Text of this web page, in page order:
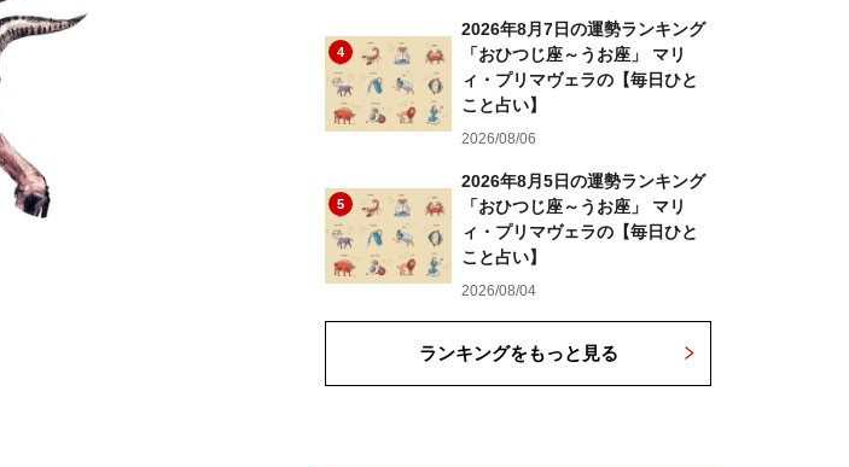
4
2026年8月7日の運勢ランキング
「おひつじ座～うお座」 マリ
ィ・プリマヴェラの【毎日ひと
こと占い】
2026/08/06
5
2026年8月5日の運勢ランキング
「おひつじ座～うお座」 マリ
ィ・プリマヴェラの【毎日ひと
こと占い】
2026/08/04
ランキングをもっと見る